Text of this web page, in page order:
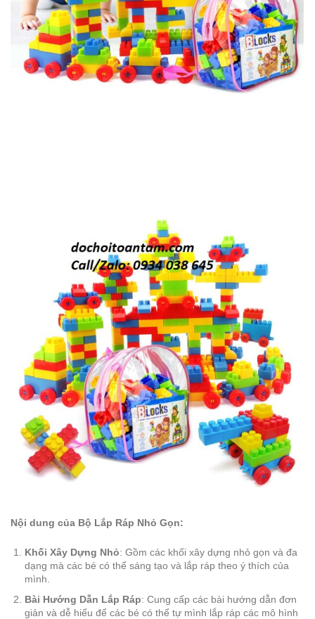
Nội dung của Bộ Lắp Ráp Nhỏ Gọn:
Khối Xây Dựng Nhỏ: Gồm các khối xây dựng nhỏ gọn và đa
dạng mà các bé có thể sáng tạo và lắp ráp theo ý thích của
mình.
Bài Hướng Dẫn Lắp Ráp: Cung cấp các bài hướng dẫn đơn
giản và dễ hiểu để các bé có thể tự mình lắp ráp các mô hình